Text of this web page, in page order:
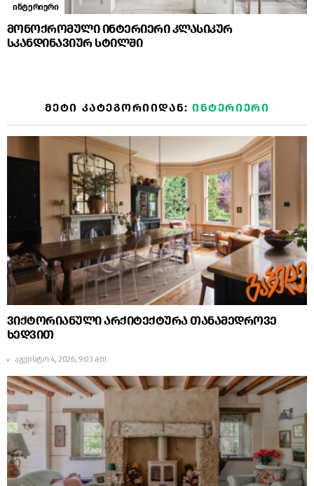
ინტერიერი
მონოქრომული ინტერიერი კლასიკურ
სკანდინავიურ სტილში
ᲛᲔᲢᲘ ᲙᲐᲢᲔᲒᲝᲠᲘᲘᲓᲐᲜ:ᲘᲜᲢᲔᲠᲘᲔᲠᲘ
ვიქტორიანული არქიტექტურა თანამედროვე
ხედვით
აგვისტო 4, 2026, 9:03 am